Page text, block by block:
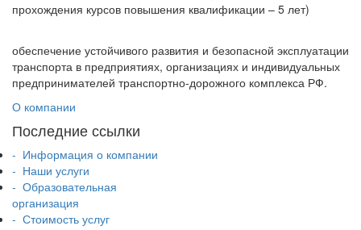
прохождения курсов повышения квалификации – 5 лет)
обеспечение устойчивого развития и безопасной эксплуатации
транспорта в предприятиях, организациях и индивидуальных
предпринимателей транспортно-дорожного комплекса РФ.
О компании
Последние ссылки
- Информация о компании
- Наши услуги
- Образовательная
организация
- Стоимость услуг